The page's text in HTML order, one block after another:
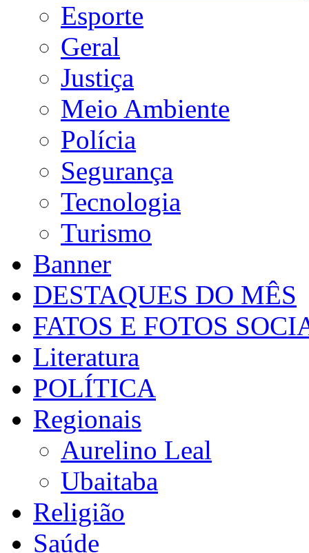
Esporte
Geral
Justiça
Meio Ambiente
Polícia
Segurança
Tecnologia
Turismo
Banner
DESTAQUES DO MÊS
FATOS E FOTOS
Literatura
POLÍTICA
Regionais
Aurelino Leal
Ubaitaba
Religião
Saúde